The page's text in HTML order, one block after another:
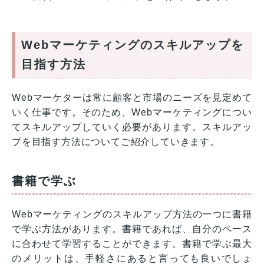
Webマーケティングのスキルアップを
目指す方法
Webマーケターは常に顧客と市場のニーズを見定めて
いく仕事です。そのため、Webマーケティングについ
てスキルアップしていく必要があります。スキルアッ
プを目指す方法についてご紹介していきます。
書籍で学ぶ
Webマーケティングのスキルアップ方法の一つに書籍
で学ぶ方法があります。書籍であれば、自分のペース
に合わせて学習することができます。書籍で学ぶ最大
のメリットは、手軽さにあると言っても良いでしょ